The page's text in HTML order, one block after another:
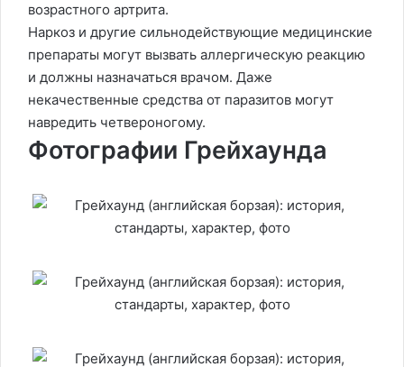
возрастного артрита.
Наркоз и другие сильнодействующие медицинские
препараты могут вызвать аллергическую реакцию
и должны назначаться врачом. Даже
некачественные средства от паразитов могут
навредить четвероногому.
Фотографии Грейхаунда